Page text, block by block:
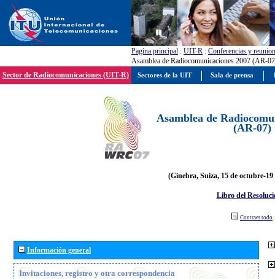
Pagína principal : UIT-R : Conferencias y
Asamblea de Radiocomunicaciones 2007 (AR-
Sector de Radiocomunicaciones (UIT-R)
Asamblea de
(AR-07)
(Ginebra, Suiza, 15 de octubre-19
Libro del
Contraer todo
Información general
Invitaciones, registro y otra correspondencia
Sectores de la UIT Sala de prensa